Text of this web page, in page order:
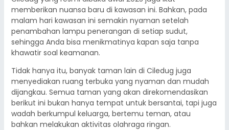
memberikan nuansa baru di kawasan ini. Bahkan, pada
malam hari kawasan ini semakin nyaman setelah
penambahan lampu penerangan di setiap sudut,
sehingga Anda bisa menikmatinya kapan saja tanpa
khawatir soal keamanan.
Tidak hanya itu, banyak taman lain di Ciledug juga
menyediakan ruang terbuka yang nyaman dan mudah
dijangkau. Semua taman yang akan direkomendasikan
berikut ini bukan hanya tempat untuk bersantai, tapi juga
wadah berkumpul keluarga, bertemu teman, atau
bahkan melakukan aktivitas olahraga ringan.